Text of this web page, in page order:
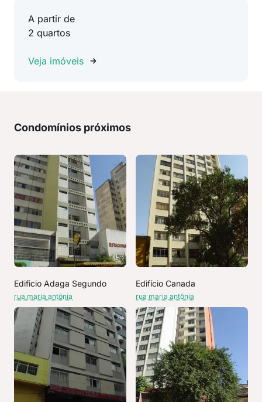
A partir de
2 quartos
Veja imóveis
Condomínios próximos
Edificio Adaga Segundo
rua maria antônia
Edifício Canada
rua maria antônia